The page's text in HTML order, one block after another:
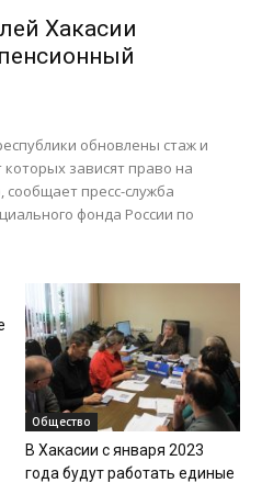
Хакасии
обновлены стаж и
зависят право на
пресс-служба
фонда России по
Общество
В Хакасии с января 2023
года будут работать единые